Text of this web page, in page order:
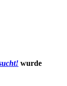
wurde